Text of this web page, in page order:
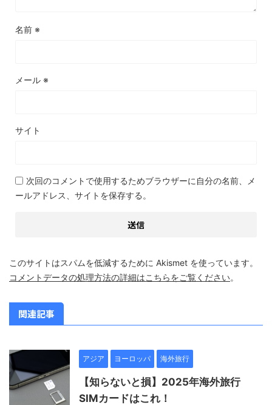
名前 ※
メール ※
サイト
次回のコメントで使用するためブラウザーに自分の名前、メ
ールアドレス、サイトを保存する。
このサイトはスパムを低減するために Akismet を使っています。
コメントデータの処理方法の詳細はこちらをご覧ください。
関連記事
アジア ヨーロッパ 海外旅行
【知らないと損】2025年海外旅行
SIMカードはこれ！